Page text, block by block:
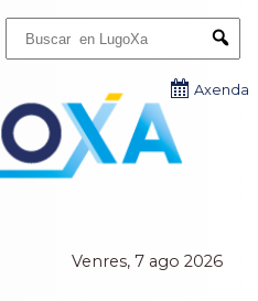
Venres, 7 ago 2026
Axenda